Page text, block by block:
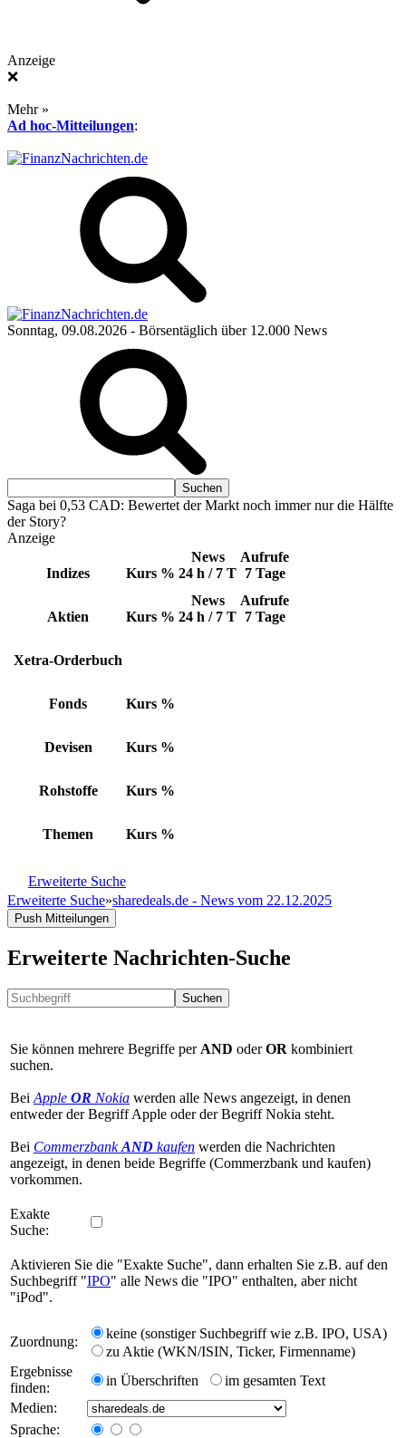
Anzeige
❌
Mehr »
Ad hoc-Mitteilungen:
Sonntag, 09.08.2026 - Börsentäglich über 12.000 News
Saga bei 0,53 CAD: Bewertet der Markt noch immer nur die Hälfte
der Story?
Anzeige
Indizes Kurs %
News
24 h / 7 T
Aufrufe
7 Tage
Aktien Kurs %
News
24 h / 7 T
Aufrufe
7 Tage
Xetra-Orderbuch
Fonds Kurs %
Devisen Kurs %
Rohstoffe Kurs %
Themen Kurs %
Erweiterte Suche
Erweiterte Suche»sharedeals.de - News vom 22.12.2025
Push Mitteilungen
Erweiterte Nachrichten-Suche
Suchen
Sie können mehrere Begriffe per AND oderOR kombiniert
suchen.
Bei Apple OR Nokia werden alle News angezeigt, in denen
entweder der Begriff Apple oder der Begriff Nokia steht.
Bei CommerzbankAND kaufen werden die Nachrichten
angezeigt, in denen beide Begriffe (Commerzbank und kaufen)
vorkommen.
Exakte
Suche:
Aktivieren Sie die "Exakte Suche", dann erhalten Sie z.B. auf den
Suchbegriff "IPO" alle News die "IPO" enthalten, aber nicht
"iPod".
Zuordnung:
keine (sonstiger Suchbegriff wie z.B. IPO, USA)
zu Aktie (WKN/ISIN, Ticker, Firmenname)
Ergebnisse
finden:
in Überschriften
im gesamten Text
Medien:
Sprache: